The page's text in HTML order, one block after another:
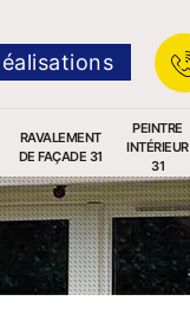
RAVALEMENT
DE FAÇADE 31
PEINTRE
INTÉRIEUR
31